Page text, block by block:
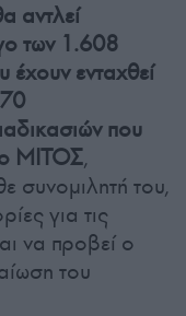
αντλεί
των 1.608
έχουν ενταχθεί
που
ΜΙΤΟΣ,
συνομιλητή του,
για τις
να προβεί ο
του